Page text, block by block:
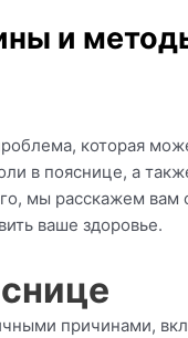
и
которая
в пояснице, а
мы расскажем
ваше здоровье.
причинами,